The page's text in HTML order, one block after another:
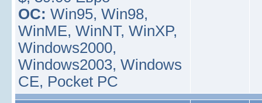
ОС: Win95, Win98,
WinME, WinNT, WinXP,
Windows2000,
Windows2003, Windows
CE, Pocket PC